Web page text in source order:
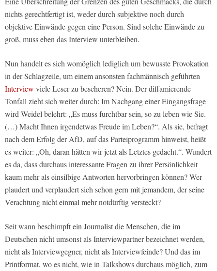
nichts gerechtfertigt ist, weder durch subjektive noch durch
objektive Einwände gegen eine Person. Sind solche Einwände zu
groß, muss eben das Interview unterbleiben.
Nun handelt es sich womöglich lediglich um bewusste Provokation
in der Schlagzeile, um einem ansonsten fachmännisch geführten
Interview viele Leser zu bescheren? Nein. Der diffamierende
Tonfall zieht sich weiter durch: Im Nachgang einer Eingangsfrage
wird Weidel belehrt: „Es muss furchtbar sein, so zu leben wie Sie.
(…) Macht Ihnen irgendetwas Freude im Leben?“. Als sie, befragt
nach dem Erfolg der AfD, auf das Parteiprogramm hinweist, heißt
es weiter: „Oh, daran hätten wir jetzt als Letztes gedacht.“. Wundert
es da, dass durchaus interessante Fragen zu ihrer Persönlichkeit
kaum mehr als einsilbige Antworten hervorbringen können? Wer
plaudert und verplaudert sich schon gern mit jemandem, der seine
Verachtung nicht einmal mehr notdürftig versteckt?
Seit wann beschimpft ein Journalist die Menschen, die im
Deutschen nicht umsonst als Interviewpartner bezeichnet werden,
nicht als Interviewgegner, nicht als Interviewfeinde? Und das im
Printformat, wo es nicht, wie in Talkshows durchaus möglich, zum